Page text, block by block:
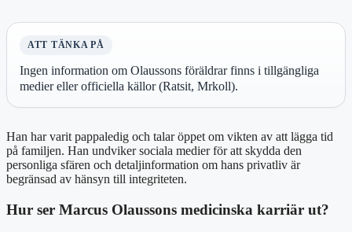
ATT TÄNKA PÅ
Ingen information om Olaussons föräldrar finns i tillgängliga
medier eller officiella källor (Ratsit, Mrkoll).
Han har varit pappaledig och talar öppet om vikten av att lägga tid
på familjen. Han undviker sociala medier för att skydda den
personliga sfären och detaljinformation om hans privatliv är
begränsad av hänsyn till integriteten.
Hur ser Marcus Olaussons medicinska karriär ut?